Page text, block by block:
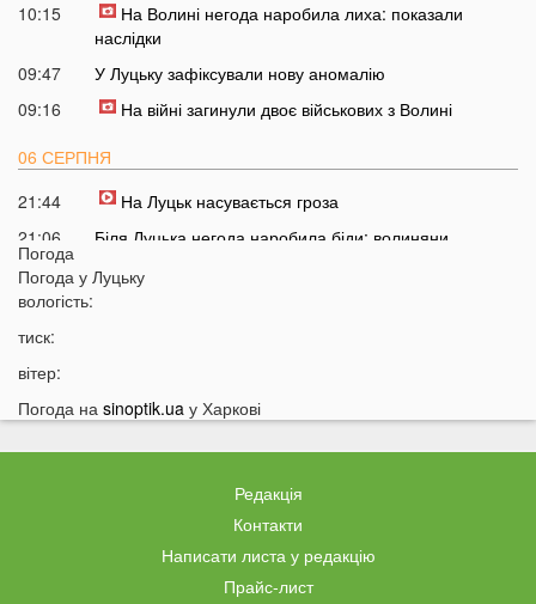
10:15
На Волині негода наробила лиха: показали
наслідки
09:47
У Луцьку зафіксували нову аномалію
09:16
На війні загинули двоє військових з Волині
06 СЕРПНЯ
21:44
На Луцьк насувається гроза
21:06
Біля Луцька негода наробила біди: волиняни
20:16
19:15
Українців закликали зробити запаси цих товарів:
кондиціонери: у чому причина
Власникам гаражів зробили попередження: за що
доведеться платити у 2026 році
Українців попередили про два важкі місяці попереду
Погода
Погода у Луцьку
вологість:
тиск:
вітер:
Погода на sinoptik.ua у Харкові
Редакція
Контакти
Написати листа у редакцію
Прайс-лист